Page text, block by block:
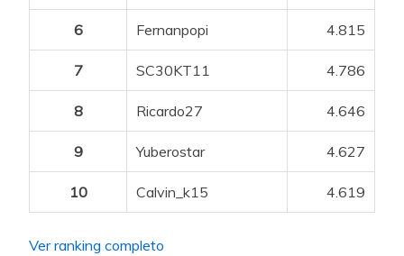
6 Fernanpopi 4.815
7 SC30KT11 4.786
8 Ricardo27 4.646
9 Yuberostar 4.627
10 Calvin_k15 4.619
Ver ranking completo